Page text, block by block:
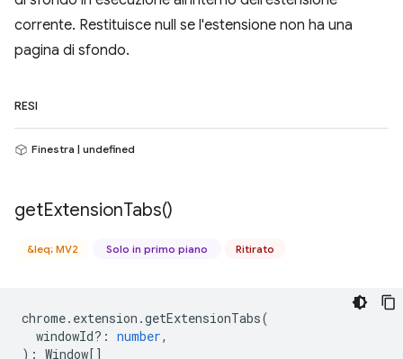
corrente. Restituisce null se l'estensione non ha una
pagina di sfondo.
RESI
Finestra | undefined
getExtensionTabs()
&leq; MV2 Solo in primo piano Ritirato
chrome. extension .getExtensionTabs(
windowId? : number,
) : Window[]